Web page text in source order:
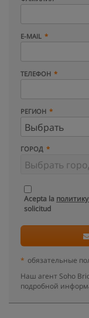
E-MAIL
ТЕЛЕФОН
РЕГИОН
ГОРОД
Acepta la
solicitud
* обязательные
Наш агент Soho
подробной